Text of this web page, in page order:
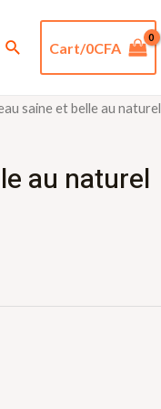
Rechercher
Cart/0CFA
saine et belle au naturel
au naturel